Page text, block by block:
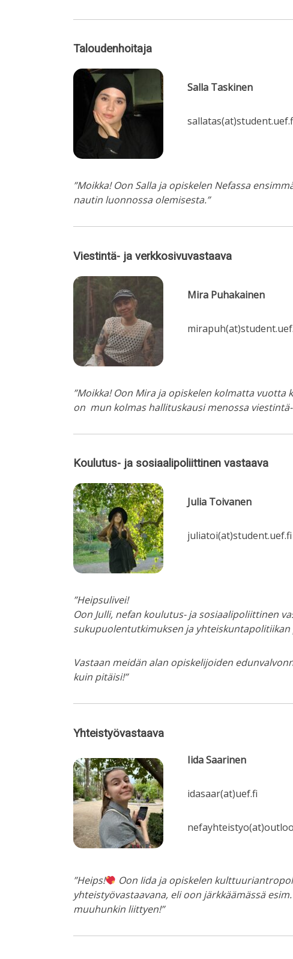
Taloudenhoitaja
Salla Taskinen
”Moikka! Oon Salla ja opiskelen Nefassa
nautin luonnossa olemisesta.”
Viestintä- ja verkkosivuvastaava
Mira Puhakainen
”Moikka! Oon Mira ja opiskelen kolmatta
on mun kolmas hallituskausi menossa
Koulutus- ja sosiaalipoliittinen vastaava
Julia Toivanen
juliatoi(at)student.uef.fi
”Heipsulivei!
Oon Julli, nefan koulutus- ja sosiaalipoliittinen
sukupuolentutkimuksen ja
Vastaan meidän alan opiskelijoiden
kuin pitäisi!”
Yhteistyövastaava
Iida Saarinen
idasaar(at)uef.fi
”Heips!
Oon Iida ja opiskelen
yhteistyövastaavana, eli oon järkkäämässä
muuhunkin liittyen!”